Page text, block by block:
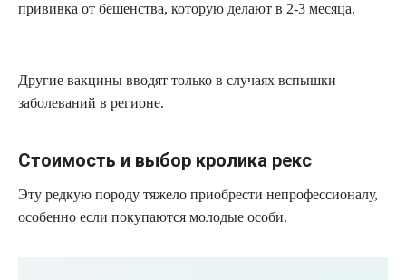
прививка от бешенства, которую делают в 2-3 месяца.
Другие вакцины вводят только в случаях вспышки
заболеваний в регионе.
Стоимость и выбор кролика рекс
Эту редкую породу тяжело приобрести непрофессионалу,
особенно если покупаются молодые особи.